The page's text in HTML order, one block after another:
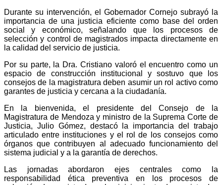
Durante su intervención, el Gobernador Cornejo subrayó la
importancia de una justicia eficiente como base del orden
social y económico, señalando que los procesos de
selección y control de magistrados impacta directamente en
la calidad del servicio de justicia.
Por su parte, la Dra. Cristiano valoró el encuentro como un
espacio de construcción institucional y sostuvo que los
consejos de la magistratura deben asumir un rol activo como
garantes de justicia y cercana a la ciudadanía.
En la bienvenida, el presidente del Consejo de la
Magistratura de Mendoza y ministro de la Suprema Corte de
Justicia, Julio Gómez, destacó la importancia del trabajo
articulado entre instituciones y el rol de los consejos como
órganos que contribuyen al adecuado funcionamiento del
sistema judicial y a la garantía de derechos.
Las jornadas abordaron ejes centrales como la
responsabilidad ética preventiva en los procesos de